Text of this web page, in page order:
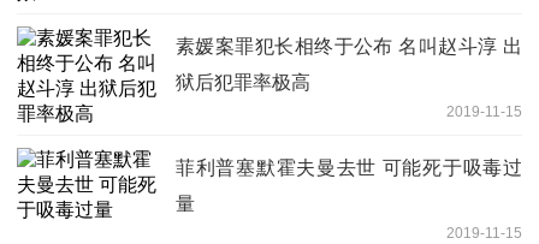
素媛案罪犯长相终于公布 名叫赵斗淳 出
狱后犯罪率极高
2019-11-15
菲利普塞默霍夫曼去世 可能死于吸毒过
量
2019-11-15